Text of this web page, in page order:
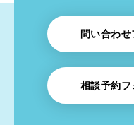
問い合わ
相談予約フ